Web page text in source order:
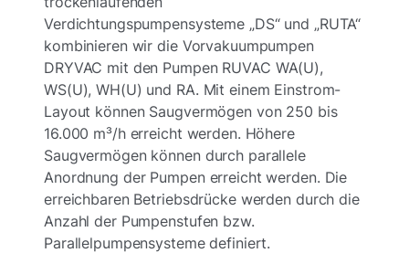
Verdichtungspumpensysteme „DS“ und „RUTA“
kombinieren wir die Vorvakuumpumpen
DRYVAC mit den Pumpen RUVAC WA(U),
WS(U), WH(U) und RA. Mit einem Einstrom-
Layout können Saugvermögen von 250 bis
16.000 m³/h erreicht werden. Höhere
Saugvermögen können durch parallele
Anordnung der Pumpen erreicht werden. Die
erreichbaren Betriebsdrücke werden durch die
Anzahl der Pumpenstufen bzw.
Parallelpumpensysteme definiert.